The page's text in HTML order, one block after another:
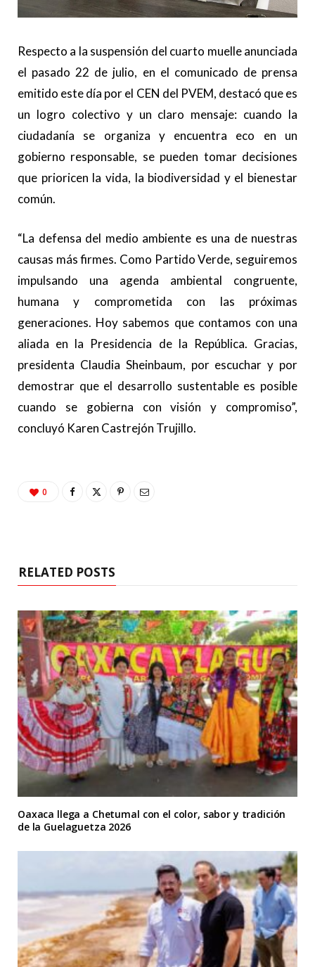
Respecto a la suspensión del cuarto muelle anunciada
el pasado 22 de julio, en el comunicado de prensa
emitido este día por el CEN del PVEM, destacó que es
un logro colectivo y un claro mensaje: cuando la
ciudadanía se organiza y encuentra eco en un
gobierno responsable, se pueden tomar decisiones
que prioricen la vida, la biodiversidad y el bienestar
común.
“La defensa del medio ambiente es una de nuestras
causas más firmes. Como Partido Verde, seguiremos
impulsando una agenda ambiental congruente,
humana y comprometida con las próximas
generaciones. Hoy sabemos que contamos con una
aliada en la Presidencia de la República. Gracias,
presidenta Claudia Sheinbaum, por escuchar y por
demostrar que el desarrollo sustentable es posible
cuando se gobierna con visión y compromiso”,
concluyó Karen Castrejón Trujillo.
0
RELATED POSTS
Oaxaca llega a Chetumal con el color, sabor y tradición
de la Guelaguetza 2026